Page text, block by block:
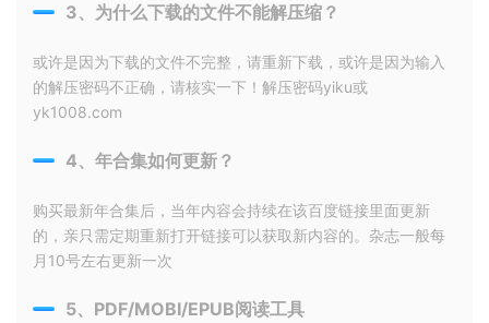
3、为什么下载的文件不能解压缩？
或许是因为下载的文件不完整，请重新下载，或许是因为输入
的解压密码不正确，请核实一下！解压密码yiku或
yk1008.com
4、年合集如何更新？
购买最新年合集后，当年内容会持续在该百度链接里面更新
的，亲只需定期重新打开链接可以获取新内容的。杂志一般每
月10号左右更新一次
5、PDF/MOBI/EPUB阅读工具